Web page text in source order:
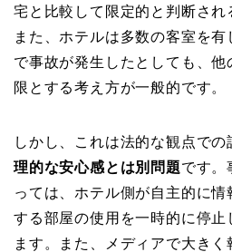
宅と比較して限定的と判断され
また、ホテルは多数の客室を
で事故が発生したとしても、
限とする考え方が一般的です。
しかし、これは法的な観点での
理的な安心感とは別問題です。
っては、ホテル側が自主的に情
する部屋の使用を一時的に停止
ます。また、メディアで大き